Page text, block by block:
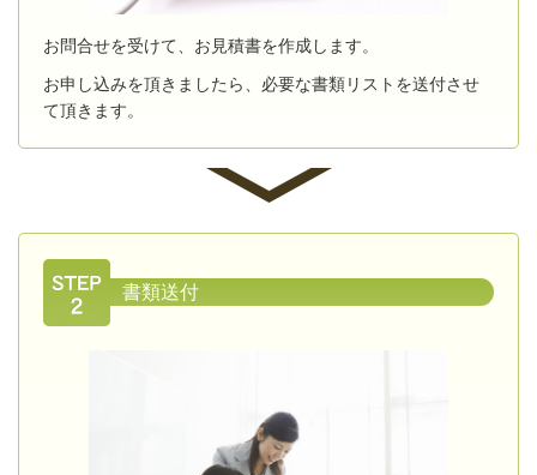
お問合せを受けて、お見積書を作成します。
お申し込みを頂きましたら、必要な書類リストを送付させ
て頂きます。
書類送付